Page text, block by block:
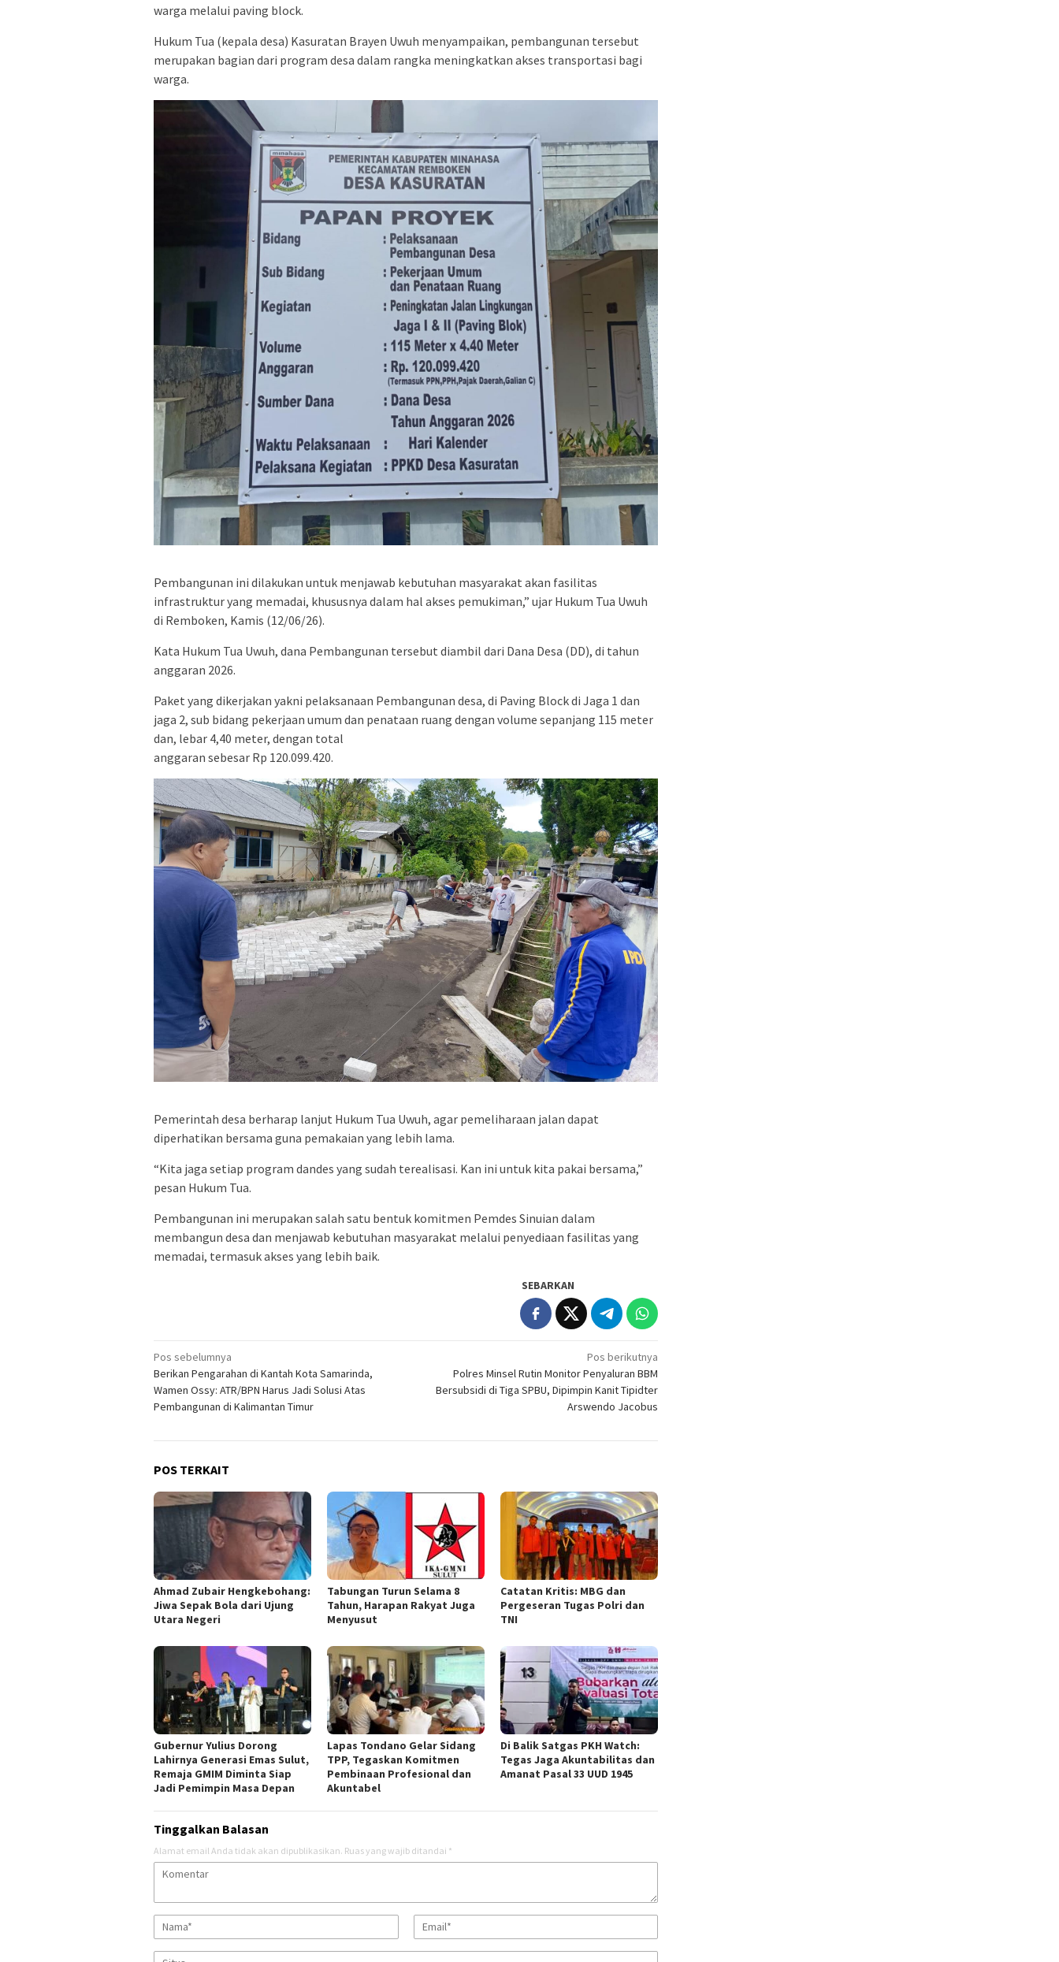
warga melalui paving block.
Hukum Tua (kepala desa) Kasuratan Brayen Uwuh menyampaikan, pembangunan tersebut
merupakan bagian dari program desa dalam rangka meningkatkan akses transportasi bagi
warga.
Pembangunan ini dilakukan untuk menjawab kebutuhan masyarakat akan fasilitas
infrastruktur yang memadai, khususnya dalam hal akses pemukiman,” ujar Hukum Tua Uwuh
di Remboken, Kamis (12/06/26).
Kata Hukum Tua Uwuh, dana Pembangunan tersebut diambil dari Dana Desa (DD), di tahun
anggaran 2026.
Paket yang dikerjakan yakni pelaksanaan Pembangunan desa, di Paving Block di Jaga 1 dan
jaga 2, sub bidang pekerjaan umum dan penataan ruang dengan volume sepanjang 115 meter
dan, lebar 4,40 meter, dengan total
anggaran sebesar Rp 120.099.420.
Pemerintah desa berharap lanjut Hukum Tua Uwuh, agar pemeliharaan jalan dapat
diperhatikan bersama guna pemakaian yang lebih lama.
“Kita jaga setiap program dandes yang sudah terealisasi. Kan ini untuk kita pakai bersama,”
pesan Hukum Tua.
Pembangunan ini merupakan salah satu bentuk komitmen Pemdes Sinuian dalam
membangun desa dan menjawab kebutuhan masyarakat melalui penyediaan fasilitas yang
memadai, termasuk akses yang lebih baik.
SEBARKAN
Navigasi
pos
Pos sebelumnya
Berikan Pengarahan di Kantah Kota Samarinda,
Wamen Ossy: ATR/BPN Harus Jadi Solusi Atas
Pembangunan di Kalimantan Timur
Pos berikutnya
Polres Minsel Rutin Monitor Penyaluran BBM
Bersubsidi di Tiga SPBU, Dipimpin Kanit Tipidter
Arswendo Jacobus
POS TERKAIT
Ahmad Zubair Hengkebohang:
Jiwa Sepak Bola dari Ujung
Utara Negeri
Tabungan Turun Selama 8
Tahun, Harapan Rakyat Juga
Menyusut
Catatan Kritis: MBG dan
Pergeseran Tugas Polri dan
TNI
Gubernur Yulius Dorong
Lahirnya Generasi Emas Sulut,
Remaja GMIM Diminta Siap
Jadi Pemimpin Masa Depan
Lapas Tondano Gelar Sidang
TPP, Tegaskan Komitmen
Pembinaan Profesional dan
Akuntabel
Di Balik Satgas PKH Watch:
Tegas Jaga Akuntabilitas dan
Amanat Pasal 33 UUD 1945
Tinggalkan Balasan
Alamat email Anda tidak akan dipublikasikan. Ruas yang wajib ditandai *